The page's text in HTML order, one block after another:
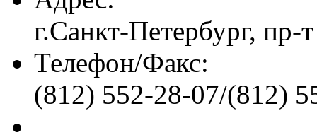
г.Санкт-Петербург, пр-
Телефон/Факс:
(812) 552-28-07/(812)